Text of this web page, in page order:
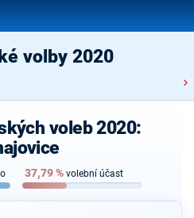
volby 2020
voleb 2020:
37,79% volební účast